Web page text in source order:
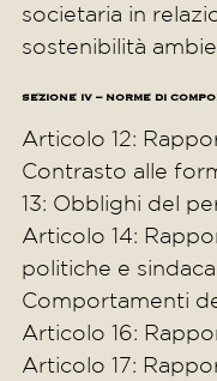
societaria in
sostenibilità
SEZIONE IV – NORME DI
Articolo 12:
Contrasto alle
13: Obblighi del
Articolo 14:
politiche e
Comportamenti
Articolo 16:
Articolo 17: